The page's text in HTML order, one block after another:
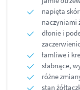
napięta
naczyniami
dłonie i
łamliwe i
słabnące,
różne
stan